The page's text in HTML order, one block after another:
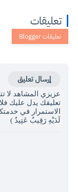
تعليقات
إرسال تعليق
عزيزي المشاهد لا
تعليقك يدل عليك
الاستمرار في
لَدَيْهِ رَقِيبٌ عَتِيدٌ )